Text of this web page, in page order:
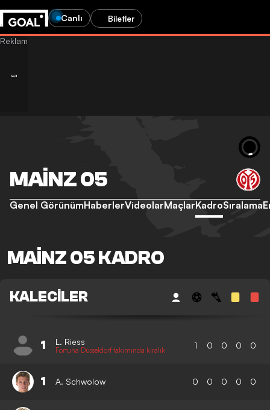
Canlı Biletler
MAINZ 05
Genel GörünümHaberlerVideolarMaçlarKadroSıralama
MAINZ 05 KADRO
KALECILER
1 L. Riess
Fortuna Düsseldorf takımında kiralık 1 0 0 0 0
1 A. Schwolow 0 0 0 0 0